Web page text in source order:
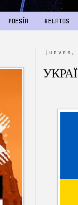
POESÍA RELATOS
jueves,